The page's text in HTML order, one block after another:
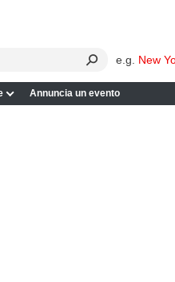
e.g. New
Annuncia un evento